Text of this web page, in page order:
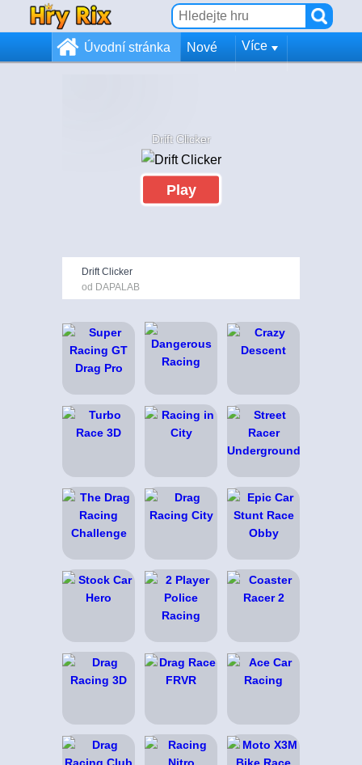
Úvodní stránka Nové Více
Drift Clicker
Play
Drift Clicker
od DAPALAB